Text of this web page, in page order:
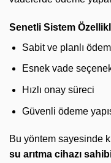
Senetli Sistem
Sabit ve planlı
Esnek vade
Hızlı onay süreci
Güvenli ödeme
Bu yöntem sayesinde
su arıtma cihazı